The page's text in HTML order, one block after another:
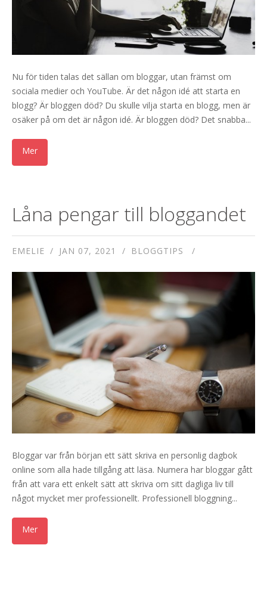
Nu för tiden talas det sällan om bloggar, utan främst om
sociala medier och YouTube. Är det någon idé att starta en
blogg? Är bloggen död? Du skulle vilja starta en blogg, men är
osäker på om det är någon idé. Är bloggen död? Det snabba...
Låna pengar till bloggandet
EMELIE JAN 07, 2021 BLOGGTIPS
Bloggar var från början ett sätt skriva en personlig dagbok
online som alla hade tillgång att läsa. Numera har bloggar gått
från att vara ett enkelt sätt att skriva om sitt dagliga liv till
något mycket mer professionellt. Professionell bloggning...